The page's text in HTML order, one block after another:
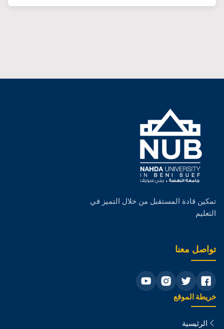
صور الكلية
جداول الكلية
الدراسات العليا
تمكين قادة المستقبل من خلال التميز في
التعليم
تواصل معنا
خريطة الموقع
الرئيسية